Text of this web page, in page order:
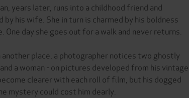
years later, runs into a childhood friend and
by his wife. She in turn is charmed by his boldness
One day she goes out for a walk and never returns.
another place, a photographer notices two ghostly
a woman - on pictures developed from his vintage
clearer with each roll of film, but his dogged
mystery could cost him dearly.